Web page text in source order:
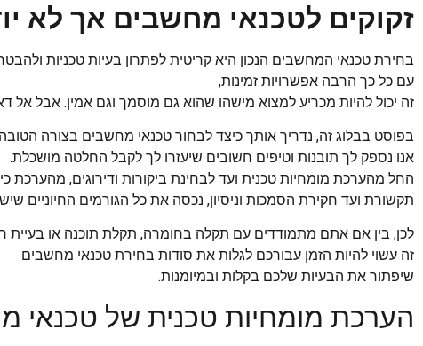
זקוקים לטכנאי מחשבים אך לא
בחירת טכנאי המחשבים הנכון היא קריטית לפתרון בעיות טכניות
עם כל כך הרבה אפשרויות זמינות,
זה יכול להיות מכריע למצוא מישהו שהוא גם מוסמך וגם אמין. אבל אל
בפוסט בבלוג זה, נדריך אותך כיצד לבחור טכנאי מחשבים בצורה
אנו נספק לך תובנות וטיפים חשובים שיעזרו לך לקבל החלטה מושכלת.
החל מהערכת מומחיות טכנית ועד לבחינת ביקורות ודירוגים, מהערכת
תקשורת ועד חקירת הסמכות וניסיון, נכסה את כל הגורמים החיוניים
לכן, בין אם אתם מתמודדים עם תקלה בחומרה, תקלת תוכנה או בעיית
זה עשוי להיות הזמן עבורכם לגלות את סודות בחירת טכנאי מחשבים
שיפתור את הבעיות שלכם בקלות ובמיומנות.
הערכת מומחיות טכנית של טכנאי